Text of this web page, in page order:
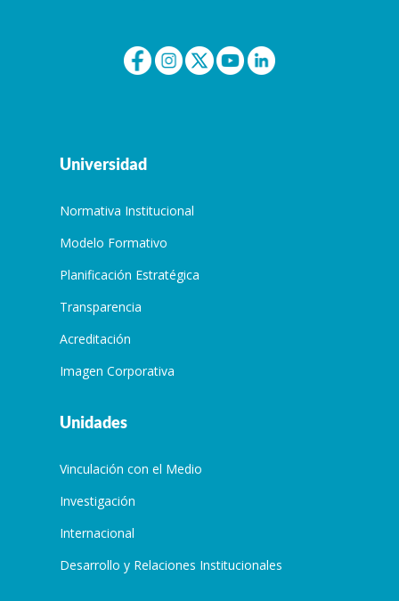
Universidad
Normativa Institucional
Modelo Formativo
Planificación Estratégica
Transparencia
Acreditación
Imagen Corporativa
Unidades
Vinculación con el Medio
Investigación
Internacional
Desarrollo y Relaciones Institucionales